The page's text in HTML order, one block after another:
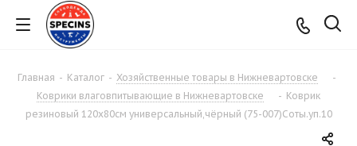
Главная - Каталог - Хозяйственные товары в Нижневартовске
-
Коврики влаговпитывающие в Нижневартовске
- Коврик
резиновый 120х80см универсальный,чёрный (75-007)Соты.уп.10